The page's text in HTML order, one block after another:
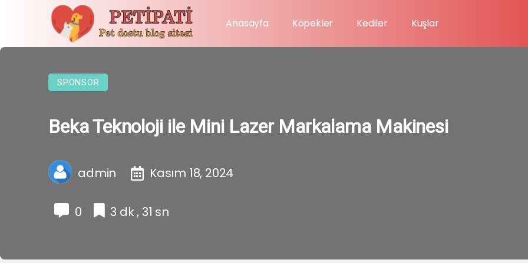
Anasayfa Köpekler Kediler Kuşlar
SPONSOR
Beka Teknoloji ile Mini Lazer Markalama Makinesi
admin Kasım 18, 2024
0 3 dk , 31 sn